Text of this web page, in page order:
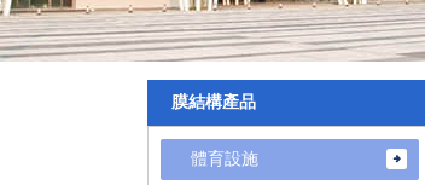
膜結構產品
體育設施